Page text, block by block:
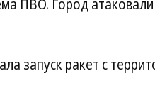
ПВО. Город
запуск ракет с